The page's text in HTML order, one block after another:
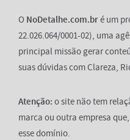
O NoDetalhe.com.bré um
22.026.064/0001-02), uma
principal missão gerar
suas dúvidas com Clareza,
Atenção: o site não tem
marca ou outra empresa
esse domínio.